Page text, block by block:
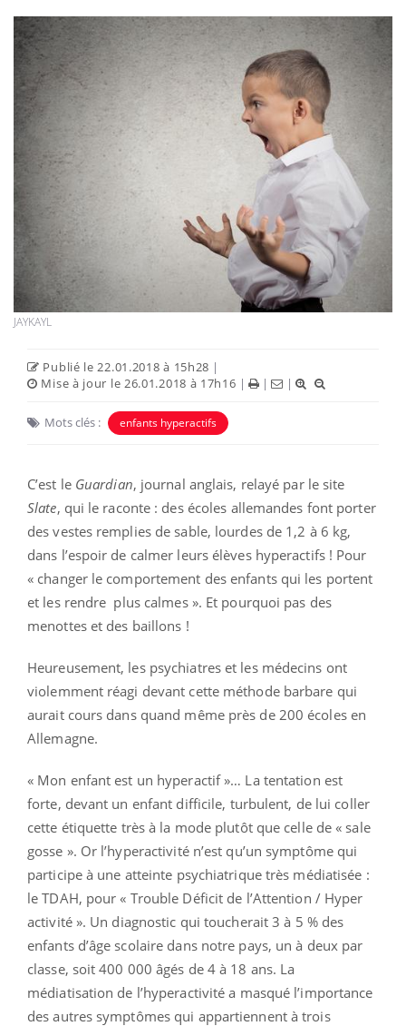
JAYKAYL
Publié le 22.01.2018 à 15h28 |
Mise à jour le 26.01.2018 à 17h16 | | |
Mots clés : enfants hyperactifs
C’est le Guardian, journal anglais, relayé par le site
Slate, qui le raconte : des écoles allemandes font porter
des vestes remplies de sable, lourdes de 1,2 à 6 kg,
dans l’espoir de calmer leurs élèves hyperactifs ! Pour
« changer le comportement des enfants qui les portent
et les rendre plus calmes ». Et pourquoi pas des
menottes et des baillons !
Heureusement, les psychiatres et les médecins ont
violemment réagi devant cette méthode barbare qui
aurait cours dans quand même près de 200 écoles en
Allemagne.
« Mon enfant est un hyperactif »… La tentation est
forte, devant un enfant difficile, turbulent, de lui coller
cette étiquette très à la mode plutôt que celle de « sale
gosse ». Or l’hyperactivité n’est qu’un symptôme qui
participe à une atteinte psychiatrique très médiatisée :
le TDAH, pour « Trouble Déficit de l’Attention / Hyper
activité ». Un diagnostic qui toucherait 3 à 5 % des
enfants d’âge scolaire dans notre pays, un à deux par
classe, soit 400 000 âgés de 4 à 18 ans. La
médiatisation de l’hyperactivité a masqué l’importance
des autres symptômes qui appartiennent à trois